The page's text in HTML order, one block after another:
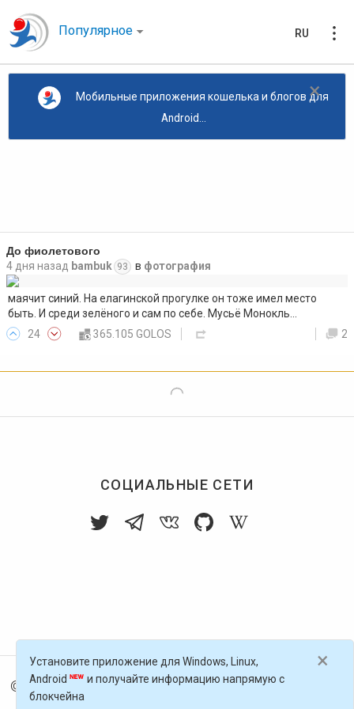
Популярное RU
×
Мобильные приложения кошелька и блогов для
Android...
До фиолетового
4 дня назад bambuk 93 в фотография
маячит синий. На елагинской прогулке он тоже имел место
быть. И среди зелёного и сам по себе. Мусьё Монокль…
24
365.105 GOLOS 2
СОЦИАЛЬНЫЕ СЕТИ
© 2016-2026Голос Блоги — децентрализованная п
латформа, работающая на блокчейне Golos
×
Установите приложение для Windows, Linux,
Android
и получайте информацию напрямую с
блокчейна